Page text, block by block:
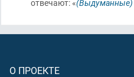
отвечают: «(Выдуманные)
О ПРОЕКТЕ